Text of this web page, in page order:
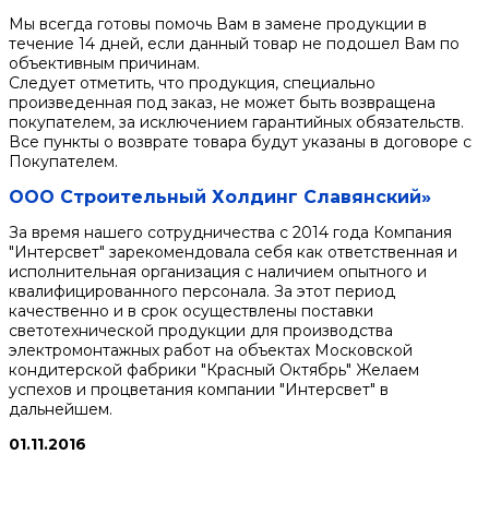
Мы всегда готовы помочь Вам в замене продукции в
течение 14 дней, если данный товар не подошел Вам по
объективным причинам.
Следует отметить, что продукция, специально
произведенная под заказ, не может быть возвращена
покупателем, за исключением гарантийных обязательств.
Все пункты о возврате товара будут указаны в договоре с
Покупателем.
ООО Строительный Холдинг Славянский»
За время нашего сотрудничества с 2014 года Компания
"Интерсвет" зарекомендовала себя как ответственная и
исполнительная организация с наличием опытного и
квалифицированного персонала. За этот период
качественно и в срок осуществлены поставки
светотехнической продукции для производства
электромонтажных работ на объектах Московской
кондитерской фабрики "Красный Октябрь" Желаем
успехов и процветания компании "Интерсвет" в
дальнейшем.
01.11.2016